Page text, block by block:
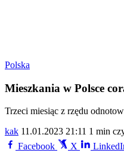
Polska
Mieszkania w Polsce
Trzeci miesiąc z rzędu
kak 11.01.2023 21:11 1 min
Facebook
X